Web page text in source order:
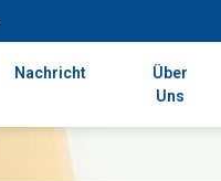
Nachricht
Über
Uns